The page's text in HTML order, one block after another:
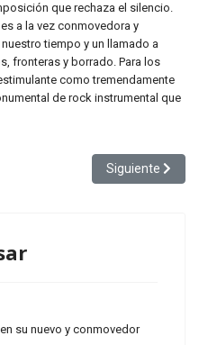
que rechaza el silencio.
a la vez conmovedora y
tiempo y un llamado a
fronteras y borrado. Para los
como tremendamente
de rock instrumental que
“Logos”, un sencillo de Art Rock
Artículo
Siguiente
su nuevo y conmovedor